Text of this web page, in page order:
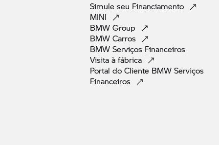
Simule seu Financiamento
MINI
BMW Group
BMW Carros
BMW Serviços Financeiros
Visita à fábrica
Portal do Cliente BMW Serviços
Financeiros